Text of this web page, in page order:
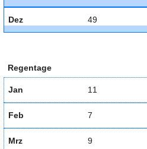
Dez 49
Regentage
Jan 11
Feb 7
Mrz 9